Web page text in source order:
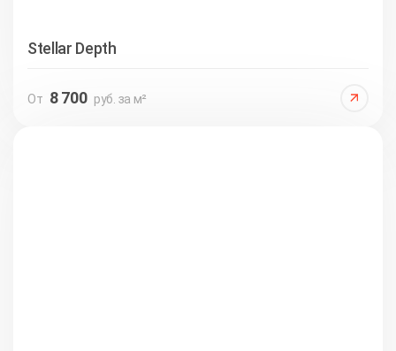
Stellar Depth
От 8 700 руб. за м²